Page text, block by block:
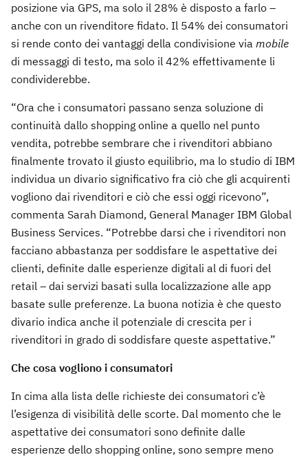
posizione via GPS, ma solo il 28% è disposto a farlo –
anche con un rivenditore fidato. Il 54% dei consumatori
si rende conto dei vantaggi della condivisione via mobile
di messaggi di testo, ma solo il 42% effettivamente li
condividerebbe.
“Ora che i consumatori passano senza soluzione di
continuità dallo shopping online a quello nel punto
vendita, potrebbe sembrare che i rivenditori abbiano
finalmente trovato il giusto equilibrio, ma lo studio di IBM
individua un divario significativo fra ciò che gli acquirenti
vogliono dai rivenditori e ciò che essi oggi ricevono”,
commenta Sarah Diamond, General Manager IBM Global
Business Services. “Potrebbe darsi che i rivenditori non
facciano abbastanza per soddisfare le aspettative dei
clienti, definite dalle esperienze digitali al di fuori del
retail – dai servizi basati sulla localizzazione alle app
basate sulle preferenze. La buona notizia è che questo
divario indica anche il potenziale di crescita per i
rivenditori in grado di soddisfare queste aspettative.”
Che cosa vogliono i consumatori
In cima alla lista delle richieste dei consumatori c’è
l’esigenza di visibilità delle scorte. Dal momento che le
aspettative dei consumatori sono definite dalle
esperienze dello shopping online, sono sempre meno